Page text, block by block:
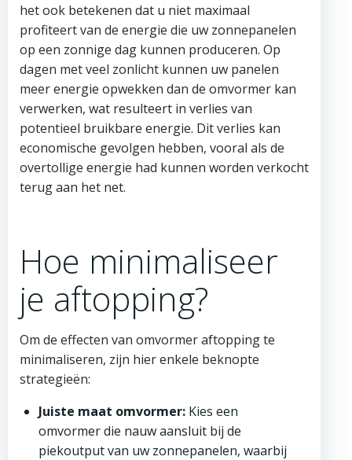
het ook betekenen dat u niet maximaal
profiteert van de energie die uw zonnepanelen
op een zonnige dag kunnen produceren. Op
dagen met veel zonlicht kunnen uw panelen
meer energie opwekken dan de omvormer kan
verwerken, wat resulteert in verlies van
potentieel bruikbare energie. Dit verlies kan
economische gevolgen hebben, vooral als de
overtollige energie had kunnen worden verkocht
terug aan het net.
Hoe minimaliseer
je aftopping?
Om de effecten van omvormer aftopping te
minimaliseren, zijn hier enkele beknopte
strategieën:
Juiste maat omvormer: Kies een
omvormer die nauw aansluit bij de
piekoutput van uw zonnepanelen, waarbij